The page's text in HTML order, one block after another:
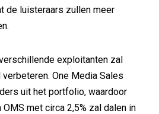
de luisteraars zullen meer
exploitanten zal
One Media Sales
uit het portfolio, waardoor
met circa 2,5% zal dalen in